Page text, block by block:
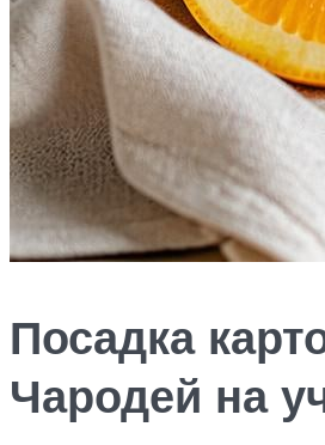
Посадка
Чародей на